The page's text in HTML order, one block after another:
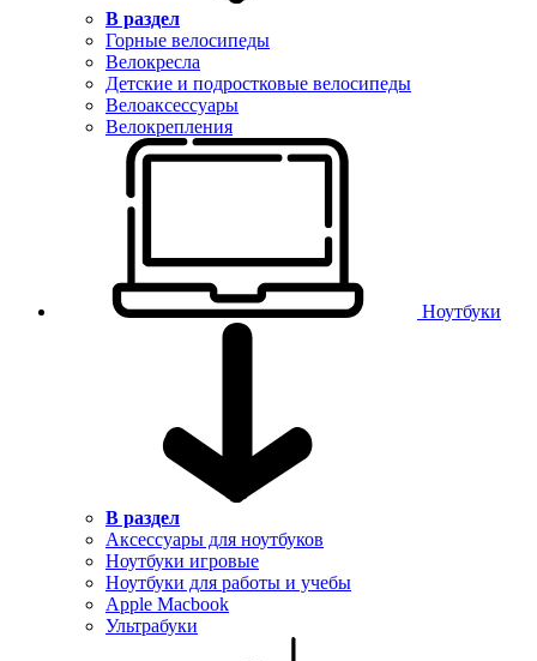
В раздел
Горные велосипеды
Велокресла
Детские и подростковые велосипеды
Велоаксессуары
Велокрепления
Ноутбуки
В раздел
Аксессуары для ноутбуков
Ноутбуки игровые
Ноутбуки для работы и учебы
Apple Macbook
Ультрабуки